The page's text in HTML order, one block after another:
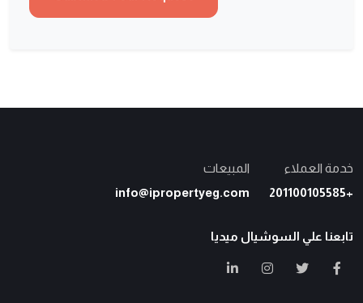
خدمة العملاء
+201100105585
المبيعات
info@ipropertyeg.com
تابعنا علي السوشيال ميديا